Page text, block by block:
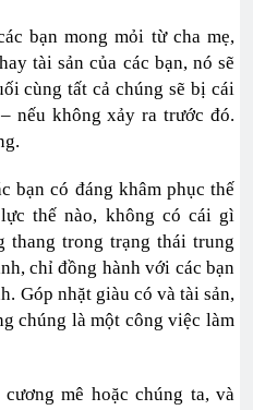
bạn mong mỏi từ cha mẹ,
tài sản của các bạn, nó sẽ
cùng tất cả chúng sẽ bị cái
nếu không xảy ra trước đó.
bạn có đáng khâm phục thế
thế nào, không có cái gì
thang trong trạng thái trung
chỉ đồng hành với các bạn
Góp nhặt giàu có và tài sản,
chúng là một công việc làm
mê hoặc chúng ta, và